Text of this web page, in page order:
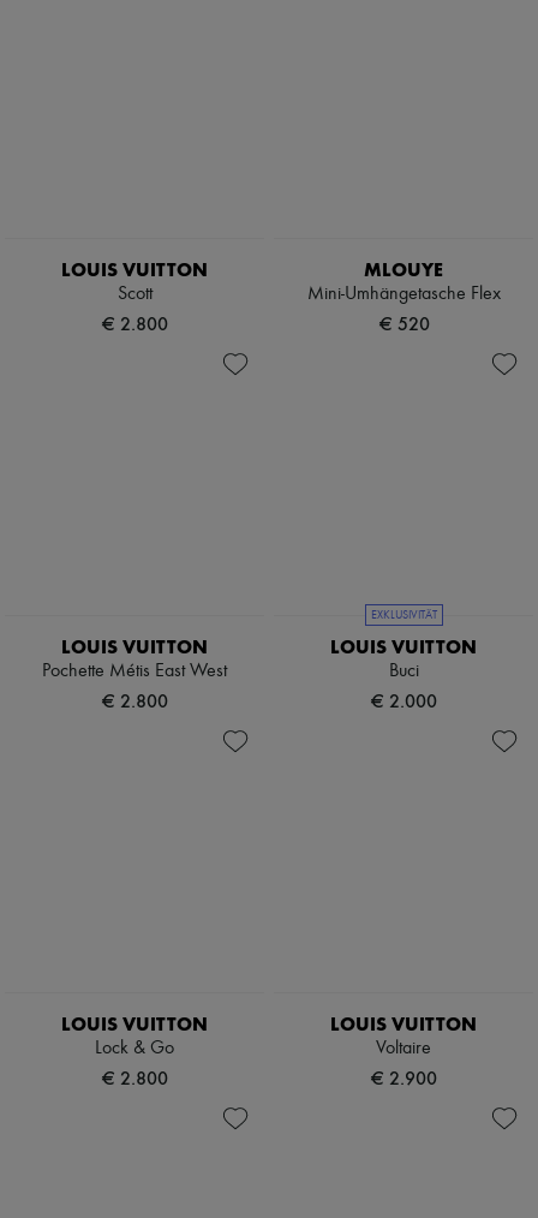
LOUIS VUITTON
Scott
€ 2.800
MLOUYE
Mini-Umhängetasche Flex
€ 520
LOUIS VUITTON
Pochette Métis East West
€ 2.800
EXKLUSIVITÄT
LOUIS VUITTON
Buci
€ 2.000
LOUIS VUITTON
Lock & Go
€ 2.800
LOUIS VUITTON
Voltaire
€ 2.900